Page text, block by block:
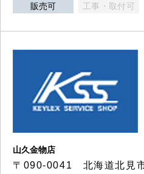
販売可 工事・取付可
山久金物店
〒090-0041 北海道北見